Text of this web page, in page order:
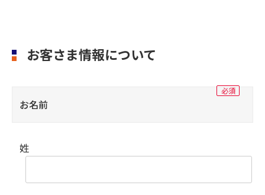
お客さま情報について
お名前
姓